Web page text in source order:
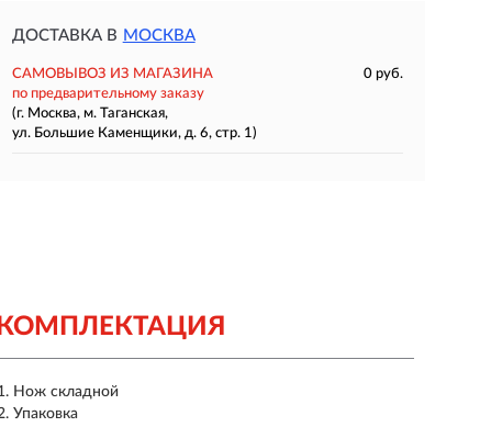
ДОСТАВКА В МОСКВА
САМОВЫВОЗ ИЗ МАГАЗИНА
0 руб.
по предварительному заказу
(г. Москва, м. Таганская,
ул. Большие Каменщики, д. 6, стр. 1)
КОМПЛЕКТАЦИЯ
Нож складной
Упаковка